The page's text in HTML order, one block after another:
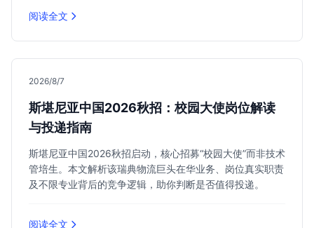
阅读全文
2026/8/7
斯堪尼亚中国2026秋招：校园大使岗位解读
与投递指南
斯堪尼亚中国2026秋招启动，核心招募“校园大使”而非技术
管培生。本文解析该瑞典物流巨头在华业务、岗位真实职责
及不限专业背后的竞争逻辑，助你判断是否值得投递。
阅读全文